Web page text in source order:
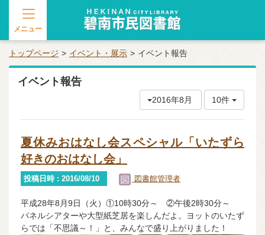
メニュー
トップページ イベント・展示 イベント報告
イベント報告
2016年8月 10件
夏休みおはなし会スペシャル「いたずら
好きのおはなし会」
投稿日時 : 2016/08/10 図書館管理者
平成28年8月9日（火）①10時30分～ ②午後2時30分～
パネルシアターや大型紙芝居を楽しんだよ。ヨットのいたず
らでは「不思議～！」と、みんなで盛り上がりました！